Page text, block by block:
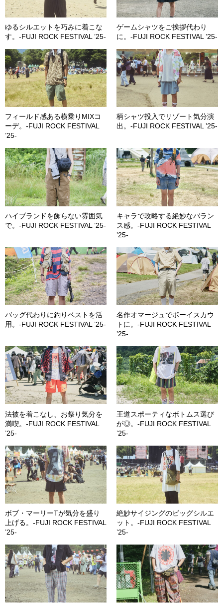
ゆるシルエットを巧みに着こな
す。-FUJI ROCK FESTIVAL ’25-
ゲームシャツをご挨拶代わり
に。-FUJI ROCK FESTIVAL ’25-
フィールド感ある横乗りMIXコ
ーデ。-FUJI ROCK FESTIVAL
’25-
柄シャツ投入でリゾート気分演
出。-FUJI ROCK FESTIVAL ’25-
ハイブランドを飾らない雰囲気
で。-FUJI ROCK FESTIVAL ’25-
キャラで攻略する絶妙なバラン
ス感。-FUJI ROCK FESTIVAL
’25-
バッグ代わりに釣りベストを活
用。-FUJI ROCK FESTIVAL ’25-
名作オマージュでボーイスカウ
トに。-FUJI ROCK FESTIVAL
’25-
法被を着こなし、お祭り気分を
満喫。-FUJI ROCK FESTIVAL
’25-
王道スポーティなボトムス選び
が◎。-FUJI ROCK FESTIVAL
’25-
ボブ・マーリーTが気分を盛り
上げる。-FUJI ROCK FESTIVAL
’25-
絶妙サイジングのビッグシルエ
ット。-FUJI ROCK FESTIVAL
’25-